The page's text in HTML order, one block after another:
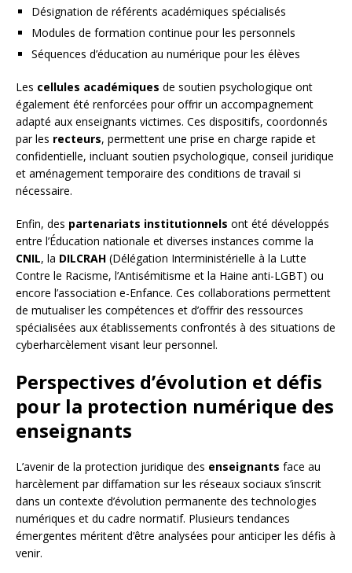
Désignation de référents académiques spécialisés
Modules de formation continue pour les personnels
Séquences d’éducation au numérique pour les élèves
Les cellules académiques de soutien psychologique ont
également été renforcées pour offrir un accompagnement
adapté aux enseignants victimes. Ces dispositifs, coordonnés
par les recteurs, permettent une prise en charge rapide et
confidentielle, incluant soutien psychologique, conseil juridique
et aménagement temporaire des conditions de travail si
nécessaire.
Enfin, des partenariats institutionnels ont été développés
entre l’Éducation nationale et diverses instances comme la
CNIL, la DILCRAH (Délégation Interministérielle à la Lutte
Contre le Racisme, l’Antisémitisme et la Haine anti-LGBT) ou
encore l’association e-Enfance. Ces collaborations permettent
de mutualiser les compétences et d’offrir des ressources
spécialisées aux établissements confrontés à des situations de
cyberharcèlement visant leur personnel.
Perspectives d’évolution et défis
pour la protection numérique des
enseignants
L’avenir de la protection juridique des enseignants face au
harcèlement par diffamation sur les réseaux sociaux s’inscrit
dans un contexte d’évolution permanente des technologies
numériques et du cadre normatif. Plusieurs tendances
émergentes méritent d’être analysées pour anticiper les défis à
venir.